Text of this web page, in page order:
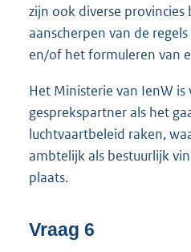
zijn ook diverse provincies
aanscherpen van de
en/of het formuleren van
Het Ministerie van IenW is
gesprekspartner als het
luchtvaartbeleid raken,
ambtelijk als bestuurlijk
plaats.
Vraag 6